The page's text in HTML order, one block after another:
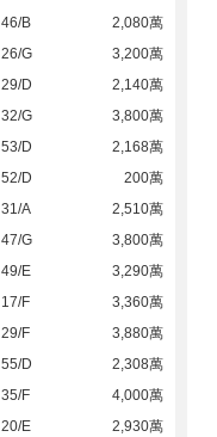
46/B
2,080萬
26/G
3,200萬
29/D
2,140萬
32/G
3,800萬
53/D
2,168萬
52/D
200萬
31/A
2,510萬
47/G
3,800萬
49/E
3,290萬
17/F
3,360萬
29/F
3,880萬
55/D
2,308萬
35/F
4,000萬
20/E
2,930萬